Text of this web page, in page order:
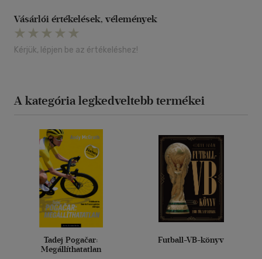
Vásárlói értékelések, vélemények
Kérjük, lépjen be az értékeléshez!
A kategória legkedveltebb termékei
Tadej Pogačar:
Megállíthatatlan
Futball-VB-könyv